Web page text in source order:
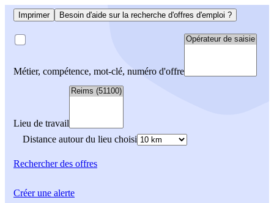
Imprimer Besoin d'aide sur la recherche d'offres d'emploi ?
Métier, compétence, mot-clé, numéro d'offre
Lieu de travail
Distance autour du lieu choisi
Rechercherdes offres
Créer une alerte